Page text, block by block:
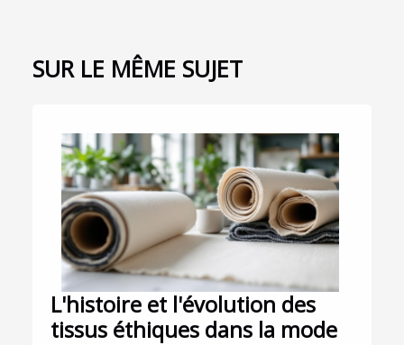
SUR LE MÊME SUJET
L'histoire et l'évolution des
tissus éthiques dans la mode